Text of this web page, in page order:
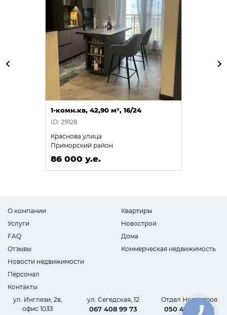
1-комн.кв, 42,90 м², 16/24
ID: 29128
Краснова улица
Приморский район
86 000 у.е.
О компании
Услуги
FAQ
Отзывы
Новости недвижимости
Персонал
Контакты
Квартиры
Новострой
Дома
Коммерческая недвижимость
ул. Инглези, 2в,
офис 1033
ул. Сегедская, 12
067 408 99 73
Отдел Новостроя
050 440 62 09
КНОПКА